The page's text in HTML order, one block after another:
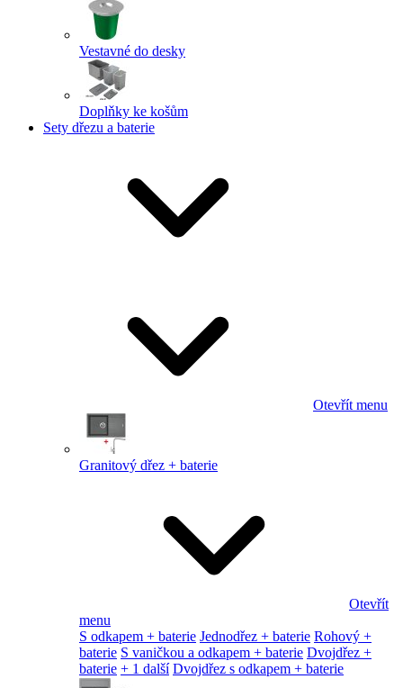
Vestavné do desky
Doplňky ke košům
Sety dřezu a baterie
Otevřít menu
Granitový dřez + baterie
Otevřít
menu
S odkapem + baterie Jednodřez + baterie Rohový +
baterie S vaničkou a odkapem + baterie Dvojdřez +
baterie + 1 další Dvojdřez s odkapem + baterie